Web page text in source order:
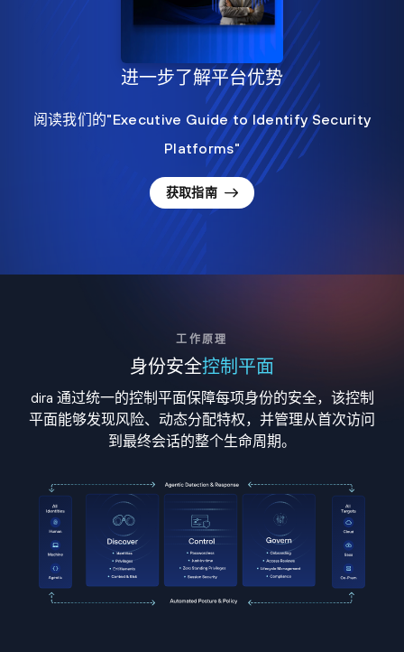
进一步了解平台优势
阅读我们的"Executive Guide to Identify Security
Platforms"
获取指南
工作原理
身份安全控制平面
dira 通过统一的控制平面保障每项身份的安全，该控制
平面能够发现风险、动态分配特权，并管理从首次访问
到最终会话的整个生命周期。